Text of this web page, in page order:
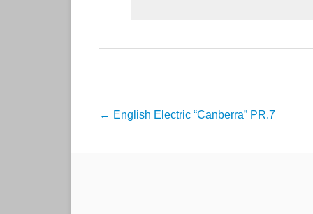
Навигация
записям
← English Electric “Canberra” PR.7